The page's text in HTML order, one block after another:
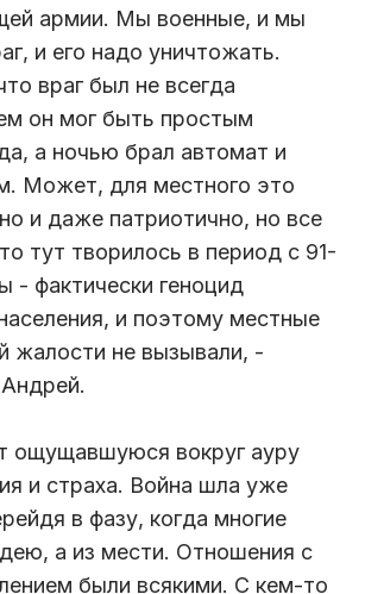
армии. Мы военные, и мы
и его надо уничтожать.
враг был не всегда
он мог быть простым
а ночью брал автомат и
Может, для местного это
и даже патриотично, но все
тут творилось в период с 91-
- фактически геноцид
и поэтому местные
жалости не вызывали, -
ощущавшуюся вокруг ауру
и страха. Война шла уже
в фазу, когда многие
а из мести. Отношения с
были всякими. С кем-то